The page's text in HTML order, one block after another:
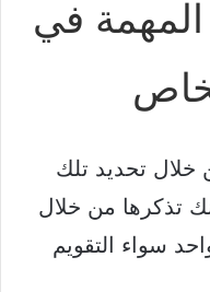
المهمة في
تحديد تلك
تذكرها من خلال
سواء التقويم